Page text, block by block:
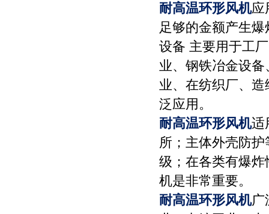
耐高温环形风机应
足够的金额产生
设备 主要用于工
业、钢铁冶金设
业、在纺织厂、
泛应用。
耐高温环形风机适
所；主体外壳防
级；在各类有爆
机是非常重要。
耐高温环形风机广